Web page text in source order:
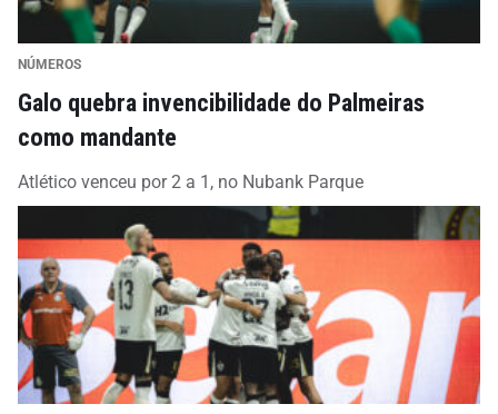
NÚMEROS
Galo quebra invencibilidade do Palmeiras
como mandante
Atlético venceu por 2 a 1, no Nubank Parque